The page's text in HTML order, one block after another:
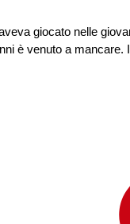
giocato nelle
è venuto a